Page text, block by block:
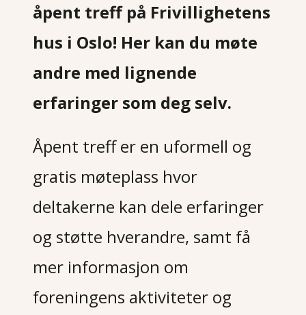
åpent treff på Frivillighetens
hus i Oslo! Her kan du møte
andre med lignende
erfaringer som deg selv.
Åpent treff er en uformell og
gratis møteplass hvor
deltakerne kan dele erfaringer
og støtte hverandre, samt få
mer informasjon om
foreningens aktiviteter og